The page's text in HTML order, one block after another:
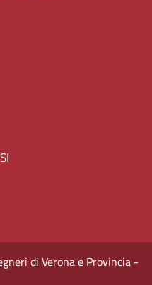
di Verona e Provincia -